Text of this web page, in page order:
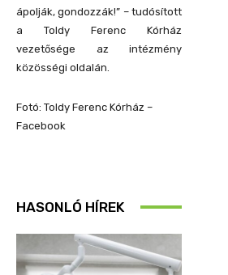
ápolják, gondozzák!” – tudósított
a Toldy Ferenc Kórház
vezetősége az intézmény
közösségi oldalán.
Fotó: Toldy Ferenc Kórház –
Facebook
HASONLÓ HÍREK